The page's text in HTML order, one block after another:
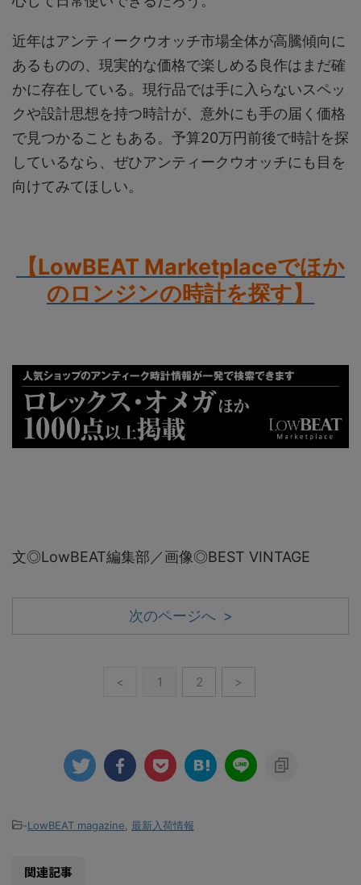
近年はアンティークウオッチ市場全体が高騰傾向に
あるものの、現実的な価格で楽しめる良作はまだ確
かに存在している。現行品では手に入らないスペッ
クや設計思想を持つ時計が、意外にも手の届く価格
で見つかることもある。予算20万円前後で時計を探
しているなら、ぜひアンティークウオッチにも目を
向けてみてほしい。
【LowBEAT Marketplaceでほか
のロンジンの時計を探す】
文◎LowBEAT編集部／画像◎BEST VINTAGE
次のページへ >
< 1 2 >
-LowBEAT magazine, 最新入荷情報
関連記事